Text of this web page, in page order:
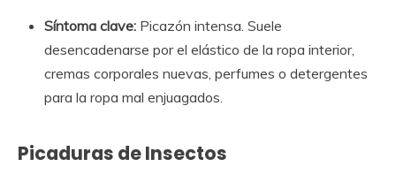
Síntoma clave: Picazón intensa. Suele
desencadenarse por el elástico de la ropa interior,
cremas corporales nuevas, perfumes o detergentes
para la ropa mal enjuagados.
Picaduras de Insectos